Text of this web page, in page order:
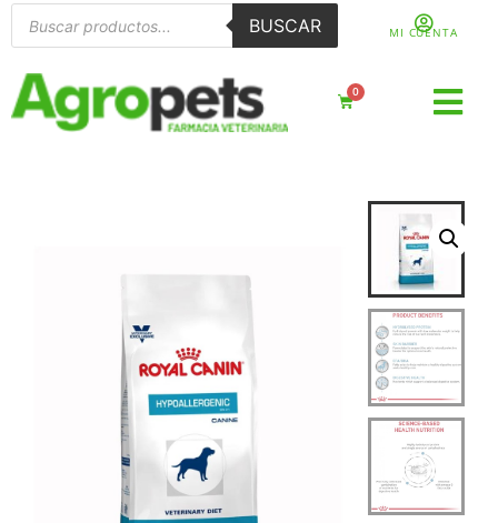
BUSCAR MI CUENTA
0